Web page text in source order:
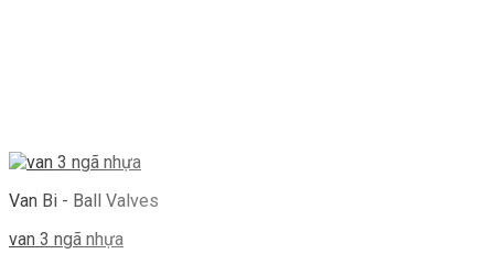
Van Bi - Ball Valves
van 3 ngã nhựa